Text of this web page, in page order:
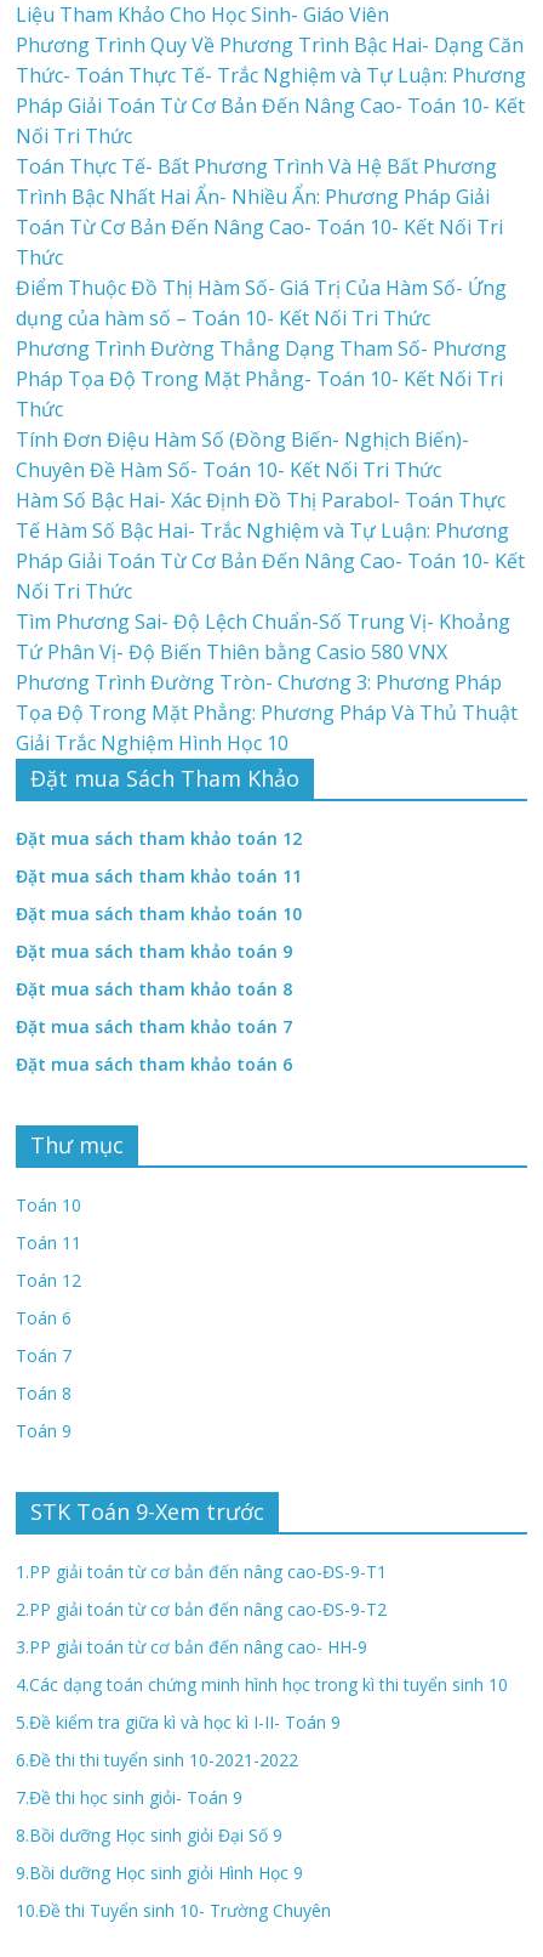
Liệu Tham Khảo Cho Học Sinh- Giáo Viên
Phương Trình Quy Về Phương Trình Bậc Hai- Dạng Căn
Thức- Toán Thực Tế- Trắc Nghiệm và Tự Luận: Phương
Pháp Giải Toán Từ Cơ Bản Đến Nâng Cao- Toán 10- Kết
Nối Tri Thức
Toán Thực Tế- Bất Phương Trình Và Hệ Bất Phương
Trình Bậc Nhất Hai Ẩn- Nhiều Ẩn: Phương Pháp Giải
Toán Từ Cơ Bản Đến Nâng Cao- Toán 10- Kết Nối Tri
Thức
Điểm Thuộc Đồ Thị Hàm Số- Giá Trị Của Hàm Số- Ứng
dụng của hàm số – Toán 10- Kết Nối Tri Thức
Phương Trình Đường Thẳng Dạng Tham Số- Phương
Pháp Tọa Độ Trong Mặt Phẳng- Toán 10- Kết Nối Tri
Thức
Tính Đơn Điệu Hàm Số (Đồng Biến- Nghịch Biến)-
Chuyên Đề Hàm Số- Toán 10- Kết Nối Tri Thức
Hàm Số Bậc Hai- Xác Định Đồ Thị Parabol- Toán Thực
Tế Hàm Số Bậc Hai- Trắc Nghiệm và Tự Luận: Phương
Pháp Giải Toán Từ Cơ Bản Đến Nâng Cao- Toán 10- Kết
Nối Tri Thức
Tìm Phương Sai- Độ Lệch Chuẩn-Số Trung Vị- Khoảng
Tứ Phân Vị- Độ Biến Thiên bằng Casio 580 VNX
Phương Trình Đường Tròn- Chương 3: Phương Pháp
Tọa Độ Trong Mặt Phẳng: Phương Pháp Và Thủ Thuật
Giải Trắc Nghiệm Hình Học 10
Đặt mua Sách Tham Khảo
Đặt mua sách tham khảo toán 12
Đặt mua sách tham khảo toán 11
Đặt mua sách tham khảo toán 10
Đặt mua sách tham khảo toán 9
Đặt mua sách tham khảo toán 8
Đặt mua sách tham khảo toán 7
Đặt mua sách tham khảo toán 6
Thư mục
Toán 10
Toán 11
Toán 12
Toán 6
Toán 7
Toán 8
Toán 9
STK Toán 9-Xem trước
1.PP giải toán từ cơ bản đến nâng cao-ĐS-9-T1
2.PP giải toán từ cơ bản đến nâng cao-ĐS-9-T2
3.PP giải toán từ cơ bản đến nâng cao- HH-9
4.Các dạng toán chứng minh hình học trong kì thi tuyển sinh 10
5.Đề kiểm tra giữa kì và học kì I-II- Toán 9
6.Đề thi thi tuyển sinh 10-2021-2022
7.Đề thi học sinh giỏi- Toán 9
8.Bồi dưỡng Học sinh giỏi Đại Số 9
9.Bồi dưỡng Học sinh giỏi Hình Học 9
10.Đề thi Tuyển sinh 10- Trường Chuyên